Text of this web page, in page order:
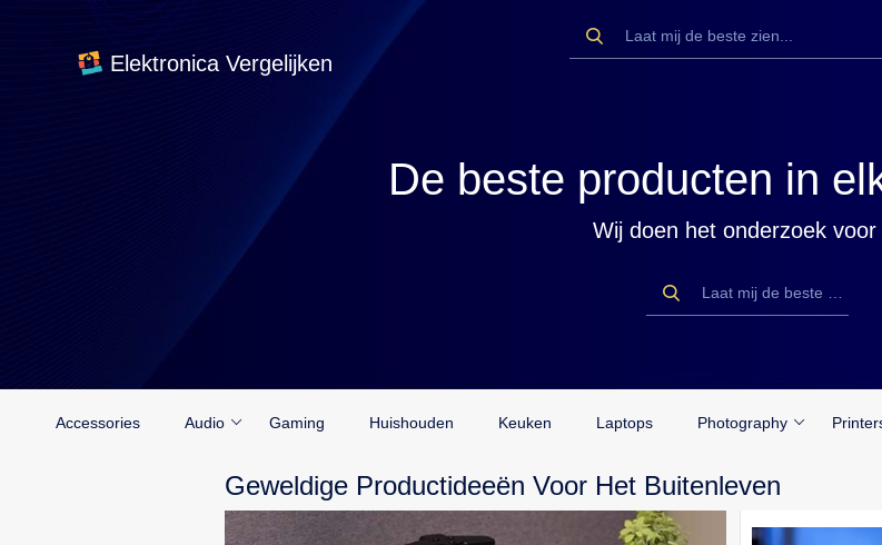
Elektronica Vergelijken
De beste producten in
Wij doen het onderzoek voor
Accessories Audio Gaming Huishouden Keuken Laptops Photography
Geweldige Productideeën Voor Het Buitenleven